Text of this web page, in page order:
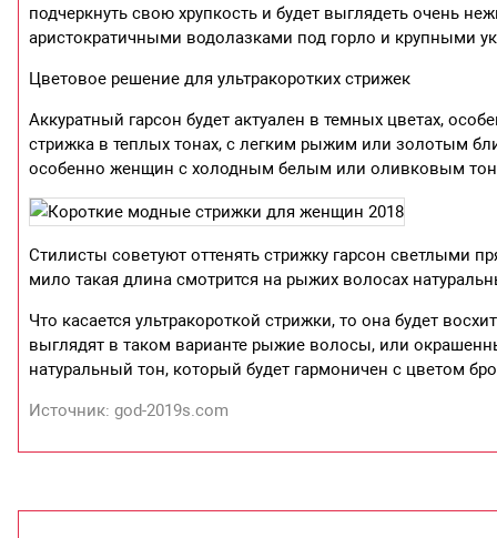
подчеркнуть свою хрупкость и будет выглядеть очень
аристократичными водолазками под горло и крупными
Цветовое решение для ультракоротких стрижек
Аккуратный гарсон будет актуален в темных цветах,
стрижка в теплых тонах, с легким рыжим или золотым
особенно женщин с холодным белым или оливковым
Стилисты советуют оттенять стрижку гарсон светлыми
мило такая длина смотрится на рыжих волосах
Что касается ультракороткой стрижки, то она будет
выглядят в таком варианте рыжие волосы, или
натуральный тон, который будет гармоничен с цветом
Источник: god-2019s.com